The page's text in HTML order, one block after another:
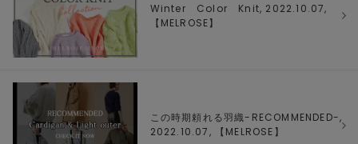
Winter Color Knit, 2022.10.07,
【 MELROSE】
この時期頼れる羽織-RECOMMENDED-,
2022.10.07, 【 MELROSE 】